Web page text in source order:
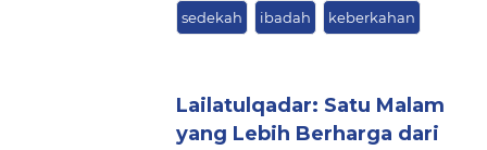
sedekah ibadah keberkahan
Lailatulqadar: Satu Malam
yang Lebih Berharga dari